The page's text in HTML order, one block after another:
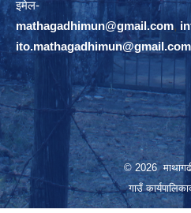
इमेल-
mathagadhimun@gmail.com,
ito.mathagadhimun@gmail.com
© 2026
गाउँ